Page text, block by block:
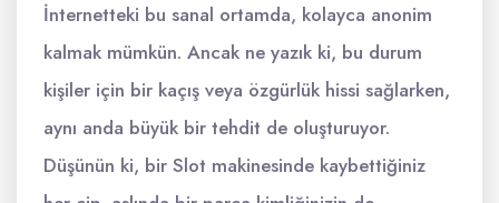
İnternetteki bu sanal ortamda, kolayca anonim
kalmak mümkün. Ancak ne yazık ki, bu durum
kişiler için bir kaçış veya özgürlük hissi sağlarken,
aynı anda büyük bir tehdit de oluşturuyor.
Düşünün ki, bir Slot makinesinde kaybettiğiniz